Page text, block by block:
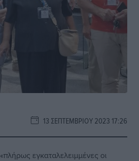
13 ΣΕΠΤΕΜΒΡΊΟΥ 2023 17:26
εγκαταλελειμμένες οι